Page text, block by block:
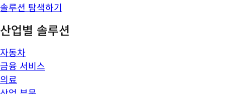
솔루션 탐색하기
산업별 솔루션
자동차
금융 서비스
의료